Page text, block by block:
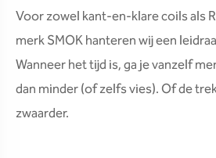
Voor zowel kant-en-klare coils als
merk SMOK hanteren wij een
Wanneer het tijd is, ga je vanzelf
dan minder (of zelfs vies). Of de
zwaarder.